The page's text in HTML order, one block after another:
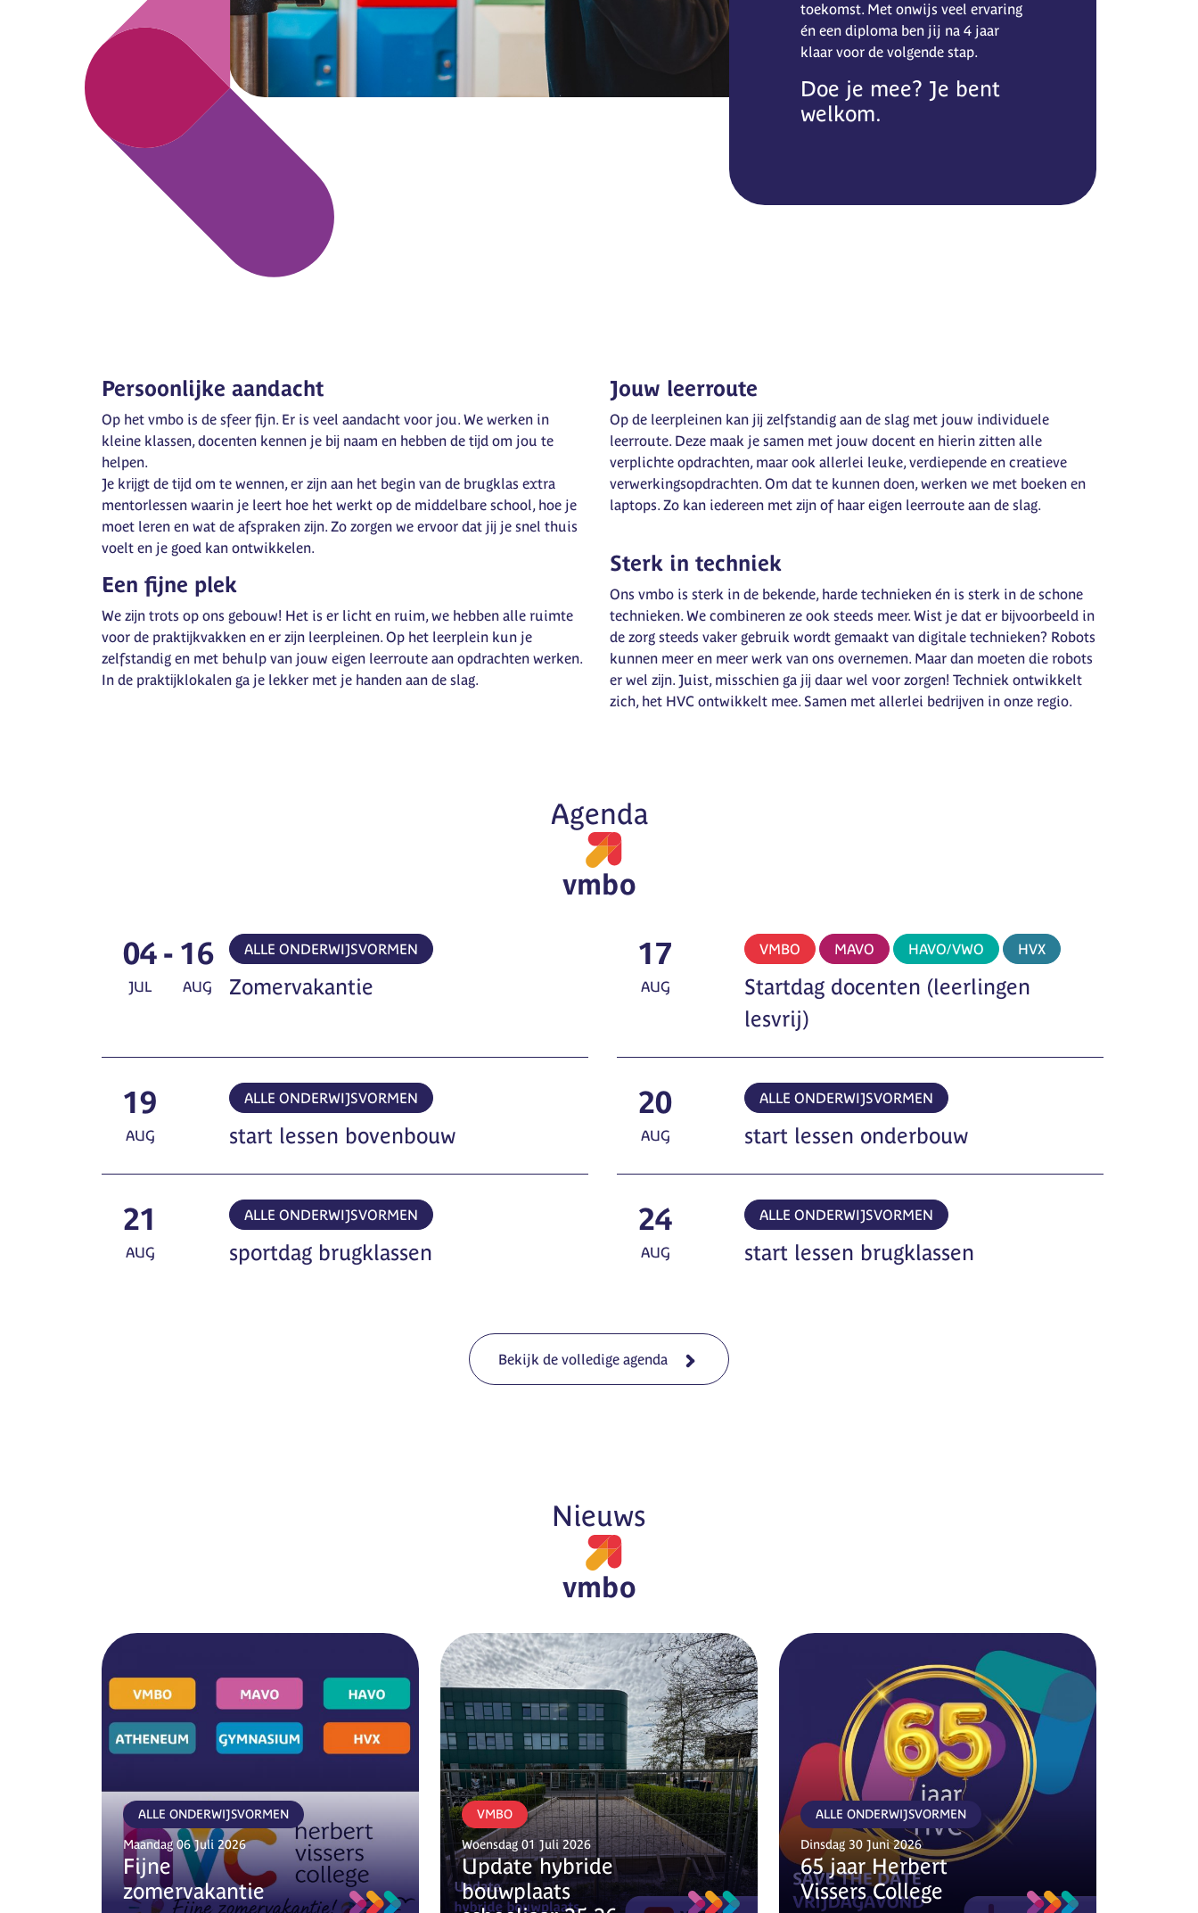
toekomst. Met onwijs veel ervaring
én een diploma ben jij na 4 jaar
klaar voor de volgende stap.
Doe je mee? Je bent
welkom.
Persoonlijke aandacht
Op het vmbo is de sfeer fijn. Er is veel aandacht voor jou. We werken in
kleine klassen, docenten kennen je bĳ naam en hebben de tĳd om jou te
helpen.
Je krĳgt de tĳd om te wennen, er zĳn aan het begin van de brugklas extra
mentorlessen waarin je leert hoe het werkt op de middelbare school, hoe je
moet leren en wat de afspraken zĳn. Zo zorgen we ervoor dat jĳ je snel thuis
voelt en je goed kan ontwikkelen.
Een fijne plek
We zĳn trots op ons gebouw! Het is er licht en ruim, we hebben alle ruimte
voor de praktĳkvakken en er zĳn leerpleinen. Op het leerplein kun je
zelfstandig en met behulp van jouw eigen leerroute aan opdrachten werken.
In de praktĳklokalen ga je lekker met je handen aan de slag.
Jouw leerroute
Op de leerpleinen kan jĳ zelfstandig aan de slag met jouw individuele
leerroute. Deze maak je samen met jouw docent en hierin zitten alle
verplichte opdrachten, maar ook allerlei leuke, verdiepende en creatieve
verwerkingsopdrachten. Om dat te kunnen doen, werken we met boeken en
laptops. Zo kan iedereen met zĳn of haar eigen leerroute aan de slag.
Sterk in techniek
Ons vmbo is sterk in de bekende, harde technieken én is sterk in de schone
technieken. We combineren ze ook steeds meer. Wist je dat er bĳvoorbeeld in
de zorg steeds vaker gebruik wordt gemaakt van digitale technieken? Robots
kunnen meer en meer werk van ons overnemen. Maar dan moeten die robots
er wel zĳn. Juist, misschien ga jĳ daar wel voor zorgen! Techniek ontwikkelt
zich, het HVC ontwikkelt mee. Samen met allerlei bedrĳven in onze regio.
Agenda
vmbo
04
JUL
- 16
AUG
ALLE ONDERWIJSVORMEN
Zomervakantie
17
AUG
VMBO MAVO HAVO/VWO HVX
Startdag docenten (leerlingen
lesvrij)
19
AUG
ALLE ONDERWIJSVORMEN
start lessen bovenbouw
20
AUG
ALLE ONDERWIJSVORMEN
start lessen onderbouw
21
AUG
ALLE ONDERWIJSVORMEN
sportdag brugklassen
24
AUG
ALLE ONDERWIJSVORMEN
start lessen brugklassen
Bekijk de volledige agenda
Nieuws
vmbo
ALLE ONDERWIJSVORMEN
Maandag 06 Juli 2026
Fijne
zomervakantie
VMBO
Woensdag 01 Juli 2026
Update hybride
bouwplaats
ALLE ONDERWIJSVORMEN
Dinsdag 30 Juni 2026
65 jaar Herbert
Vissers College